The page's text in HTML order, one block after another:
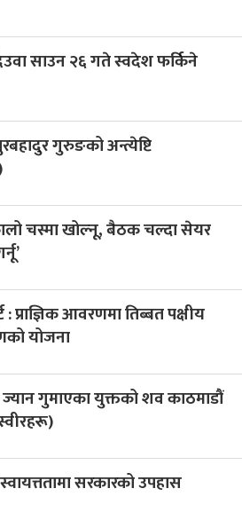
साउन २६ गते स्वदेश फर्किने
गुरुङको अन्त्येष्टि
चस्मा खोल्नू, बैठक चल्दा सेयर
: प्राज्ञिक आवरणमा तिब्बत पक्षीय
योजना
ज्यान गुमाएका युक्तको शव काठमाडौं
स्वायत्ततामा सरकारको उपहास